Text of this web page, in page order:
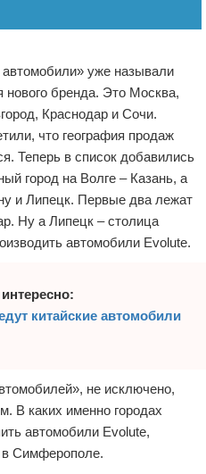
уже называли
нового бренда. Это Москва,
Краснодар и Сочи.
что география продаж
Теперь в список добавились
город на Волге – Казань, а
и Липецк. Первые два лежат
Ну а Липецк – столица
автомобили Evolute.
китайские автомобили
не исключено,
В каких именно городах
автомобили Evolute,
в Симферополе.